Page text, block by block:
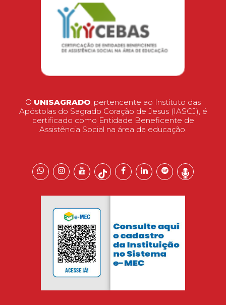
O UNISAGRADO, pertencente ao Instituto das
Apóstolas do Sagrado Coração de Jesus (IASCJ), é
certificado como Entidade Beneficente de
Assistência Social na área da educação.